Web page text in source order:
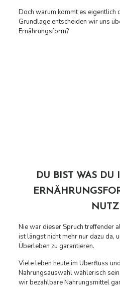
Doch warum kommt es eigentlich
Grundlage entscheiden wir uns
Ernährungsform?
DU BIST WAS DU
Nie war dieser Spruch treffender
ist längst nicht mehr nur dazu da,
Überleben zu garantieren.
Viele leben heute im Überfluss
Nahrungsauswahl wählerisch
wir bezahlbare Nahrungsmittel